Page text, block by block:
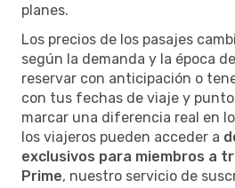
planes.
Los precios de los pasajes
según la demanda y la época
reservar con anticipación o
con tus fechas de viaje y
marcar una diferencia real en
los viajeros pueden acceder a
exclusivos para miembros a
Prime, nuestro servicio de